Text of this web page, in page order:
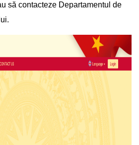
să contacteze Departamentul de